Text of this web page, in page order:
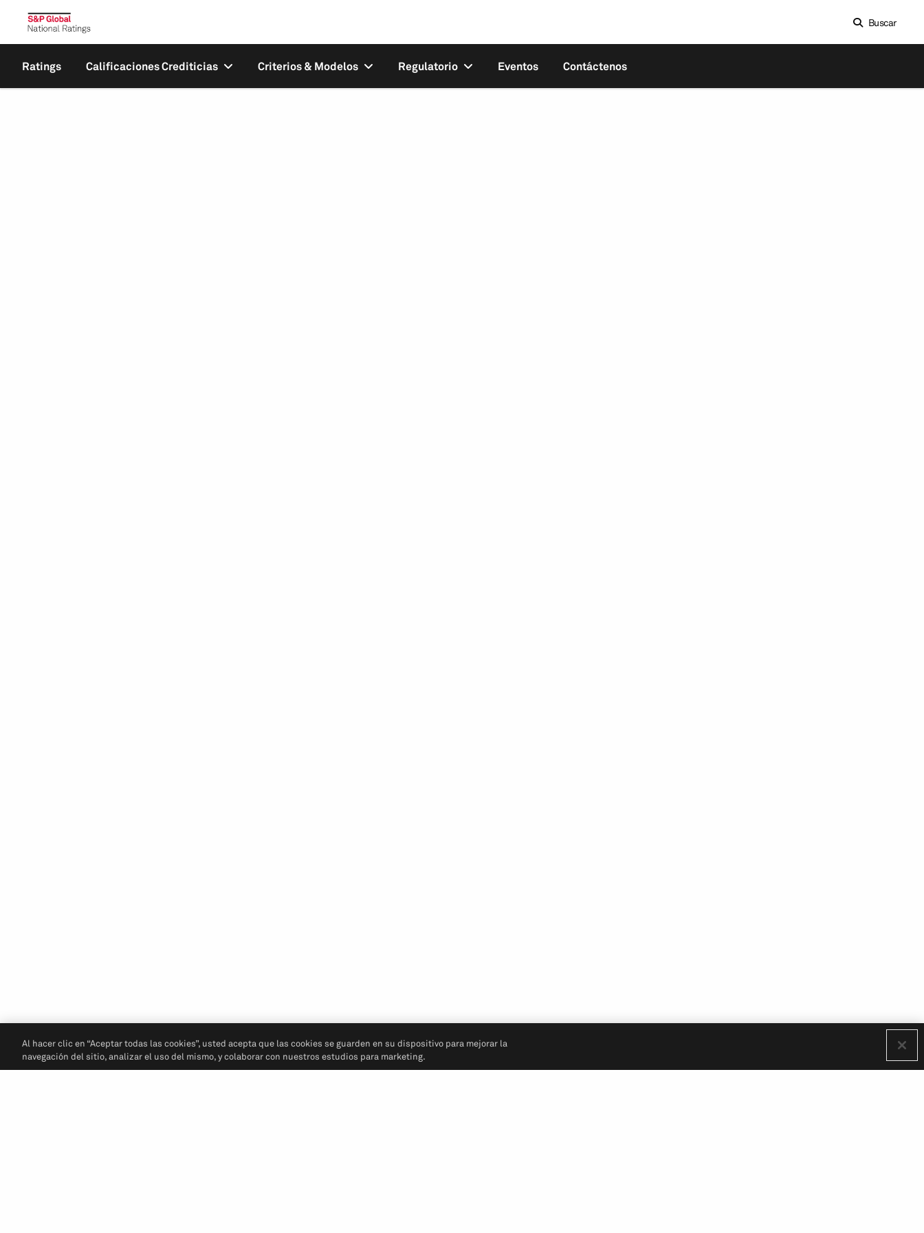
Buscar
Ratings Calificaciones Crediticias Criterios & Modelos Regulatorio Eventos Contáctenos
Al hacer clic en “Aceptar todas las cookies”, usted acepta que las cookies se guarden en su dispositivo para mejorar la
navegación del sitio, analizar el uso del mismo, y colaborar con nuestros estudios para marketing.